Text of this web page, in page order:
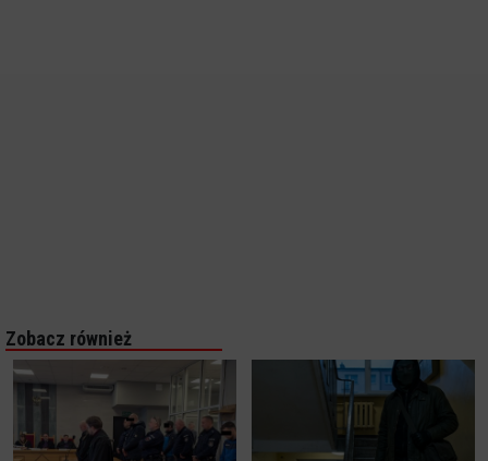
Zobacz również